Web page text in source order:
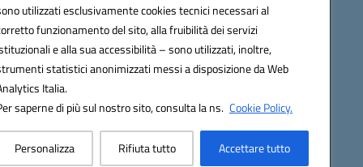
utilizzati esclusivamente cookies tecnici necessari al
funzionamento del sito, alla fruibilità dei servizi
e alla sua accessibilità – sono utilizzati, inoltre,
statistici anonimizzati messi a disposizione da Web
Italia.
saperne di più sul nostro sito, consulta la ns. Cookie Policy.
Personalizza Rifiuta tutto Accettare tutto
Seguici su: